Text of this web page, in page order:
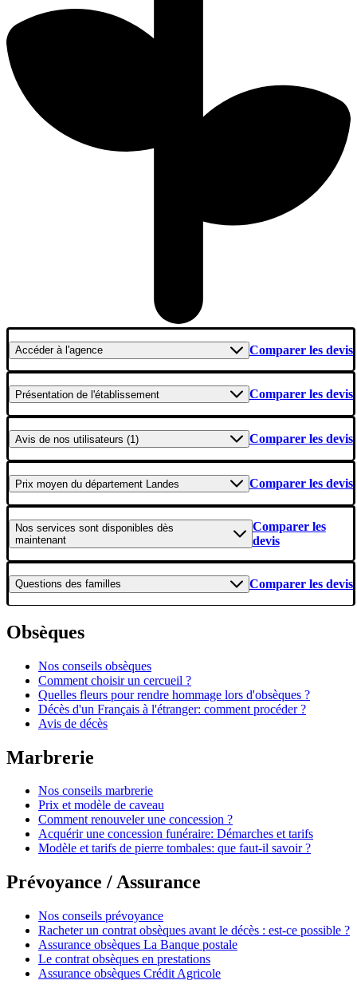
Accéderà l'agence Comparer les devis
Présentation de l'établissement Comparer les devis
Avis de nos utilisateurs (1) Comparer les devis
Prix moyen du département Landes Comparer les devis
Nos services sont disponibles dès
maintenant
Comparer les
devis
Questions des familles Comparer les devis
Obsèques
Nos conseils obsèques
Comment choisir un cercueil ?
Quelles fleurs pour rendre hommage lors d'obsèques ?
Décès d'un Français à l'étranger: comment procéder ?
Avis de décès
Marbrerie
Nos conseils marbrerie
Prix et modèle de caveau
Comment renouveler une concession ?
Acquérir une concession funéraire: Démarches et tarifs
Modèle et tarifs de pierre tombales: que faut-il savoir ?
Prévoyance / Assurance
Nos conseils prévoyance
Racheter un contrat obsèques avant le décès : est-ce possible ?
Assurance obsèques La Banque postale
Le contrat obsèques en prestations
Assurance obsèques Crédit Agricole